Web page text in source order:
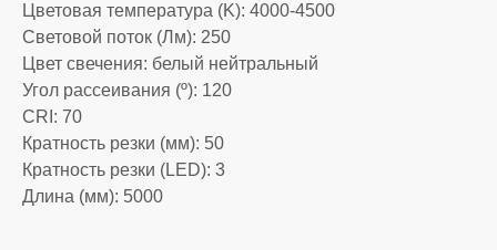
Цветовая температура (K): 4000-4500
Световой поток (Лм): 250
Цвет свечения: белый нейтральный
Угол рассеивания (º): 120
CRI: 70
Кратность резки (мм): 50
Кратность резки (LED): 3
Длина (мм): 5000